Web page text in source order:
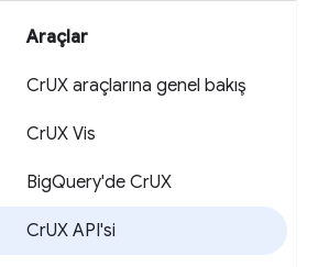
Araçlar
CrUX araçlarına genel bakış
CrUX Vis
BigQuery'de CrUX
CrUX API'si